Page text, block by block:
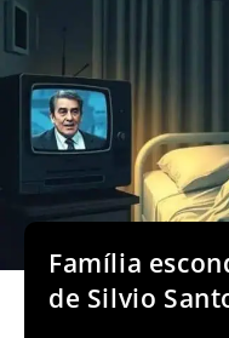
Família
de Silvio